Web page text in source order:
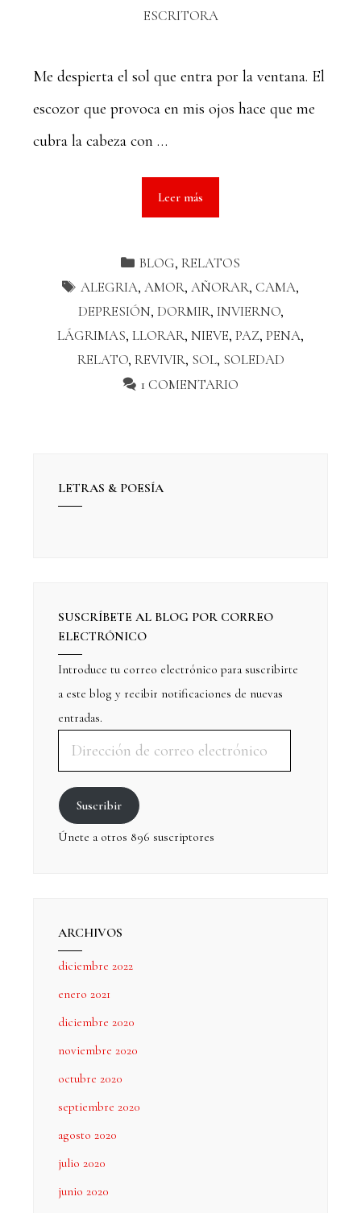
ESCRITORA
Me despierta el sol que entra por la ventana. El
escozor que provoca en mis ojos hace que me
cubra la cabeza con …
Leer más
BLOG,RELATOS
ALEGRIA,AMOR,AÑORAR,CAMA,
DEPRESIÓN, DORMIR, INVIERNO,
LÁGRIMAS, LLORAR, NIEVE, PAZ, PENA,
RELATO, REVIVIR, SOL, SOLEDAD
1 COMENTARIO
LETRAS & POESÍA
SUSCRÍBETE AL BLOG POR CORREO
ELECTRÓNICO
Introduce tu correo electrónico para suscribirte
a este blog y recibir notificaciones de nuevas
entradas.
Suscribir
Únete a otros 896 suscriptores
ARCHIVOS
diciembre 2022
enero 2021
diciembre 2020
noviembre 2020
octubre 2020
septiembre 2020
agosto 2020
julio 2020
junio 2020